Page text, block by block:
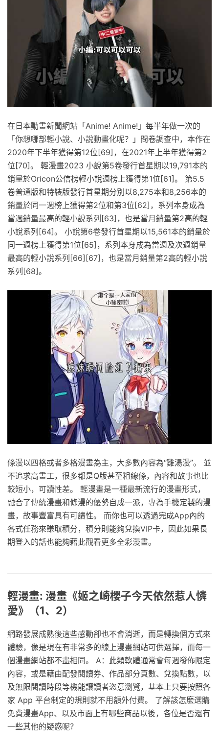
在日本動畫新聞網站「Anime! Anime!」每半年做一次的
「你想哪部輕小說、小說動畫化呢？」問卷調查中，本作在
2020年下半年獲得第12位[69]，在2021年上半年獲得第2
位[70]。 輕漫畫2023 小說第5卷發行首星期以19,791本的
銷量於Oricon公信榜輕小說週榜上獲得第1位[61]。 第5.5
卷普通版和特裝版發行首星期分別以8,275本和8,256本的
銷量於同一週榜上獲得第2位和第3位[62]，系列本身成為
當週銷量最高的輕小說系列[63]，也是當月銷量第2高的輕
小說系列[64]。 小說第6卷發行首星期以15,561本的銷量於
同一週榜上獲得第1位[65]，系列本身成為當週及次週銷量
最高的輕小說系列[66][67]，也是當月銷量第2高的輕小說
系列[68]。
條漫以四格或者多格漫畫為主，大多數內容為“雞湯漫”。 並
不追求高畫工，很多都是Q版甚至粗線條，內容和故事也比
較短小，可讀性差。 輕漫畫是一種最新流行的漫畫形式，
融合了傳統漫畫和條漫的優勢自成一派，專為手機定製的漫
畫，故事豐富具有可讀性。 而你也可以透過完成App內的
各式任務來賺取積分，積分則能夠兌換VIP卡，因此如果長
期登入的話也能夠藉此觀看更多全彩漫畫。
輕漫畫: 漫畫《姬之崎櫻子今天依然惹人憐
愛》（1、2）
網路發展成熟後這些感動卻也不會消逝，而是轉換個方式來
體驗，像是現在有非常多的線上漫畫網站可供選擇，而每一
個漫畫網站都不盡相同。 A：此類軟體通常會每週發佈限定
內容，或是藉由配發閱讀券、作品部分頁數、兌換點數，以
及無限閱讀時段等機能讓讀者恣意瀏覽，基本上只要按照各
家 App 平台制定的規則就不用額外付費。 了解該怎麼選購
免費漫畫App、以及市面上有哪些商品以後，各位是否還有
一些其他的疑惑呢？